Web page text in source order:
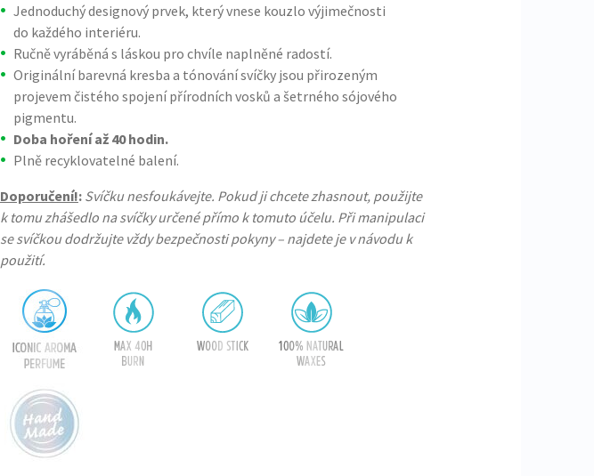
Jednoduchý designový prvek, který vnese kouzlo výjimečnosti
do každého interiéru.
Ručně vyráběná s láskou pro chvíle naplněné radostí.
Originální barevná kresba a tónování svíčky jsou přirozeným
projevem čistého spojení přírodních vosků a šetrného sójového
pigmentu.
Doba hoření až 40 hodin.
Plně recyklovatelné balení.
Doporučení!: Svíčku nesfoukávejte. Pokud ji chcete zhasnout, použijte
k tomu zhášedlo na svíčky určené přímo k tomuto účelu. Při manipulaci
se svíčkou dodržujte vždy bezpečnosti pokyny – najdete je v návodu k
použití.